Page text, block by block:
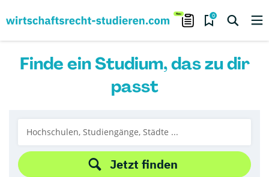
0
Finde ein Studium, das zu dir
passt
Jetzt finden